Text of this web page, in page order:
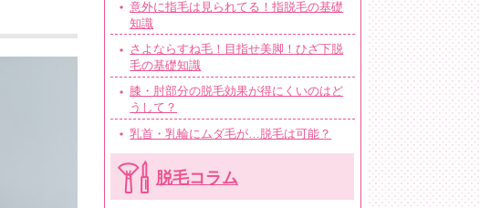
意外に指毛は見られてる！指脱毛の基礎
知識
さよならすね毛！目指せ美脚！ひざ下脱
毛の基礎知識
膝・肘部分の脱毛効果が得にくいのはど
うして？
乳首・乳輪にムダ毛が…脱毛は可能？
脱毛コラム